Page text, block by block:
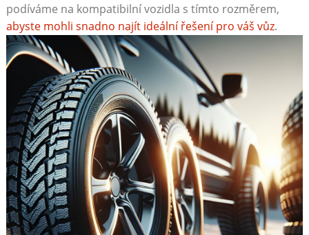
podíváme na kompatibilní vozidla ⁢s tímto rozměrem,
abyste mohli snadno najít ideální řešení pro váš vůz.